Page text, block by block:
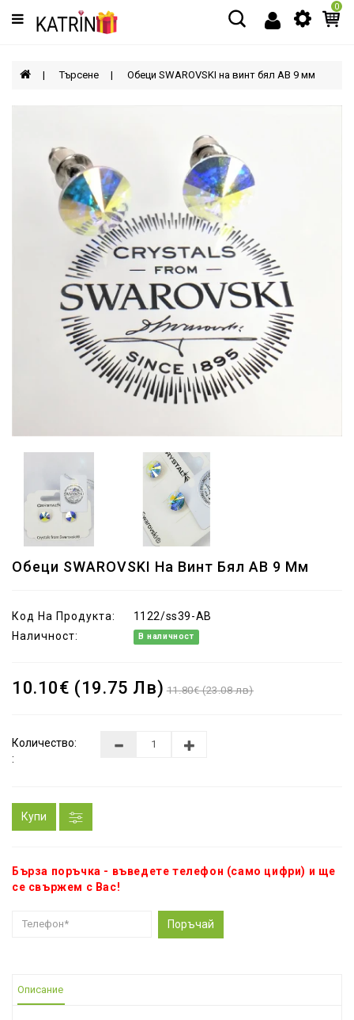
Категории
МЪЖЕ
ЖЕНИ
АКСЕСОАРИ
0
Търсене Обеци SWAROVSKI на винт бял AB 9 мм
Обеци SWAROVSKI На Винт Бял AB 9 Мм
Код На Продукта:
1122/ss39-AB
Наличност:
В наличност
10.10€ (19.75 Лв) 11.80€ (23.08 лв)
Количество:
:
Купи
Бърза поръчка - въведете телефон (само цифри) и ще
се свържем с Вас!
Поръчай
Описание